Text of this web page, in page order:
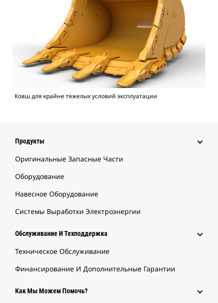
Ковш для крайне тяжелых условий эксплуатации
Продукты
Оригинальные Запасные Части
Оборудование
Навесное Оборудование
Системы Выработки Электроэнергии
Обслуживание И Техподдержка
Техническое Обслуживание
Финансирование И Дополнительные Гарантии
Как Мы Можем Помочь?